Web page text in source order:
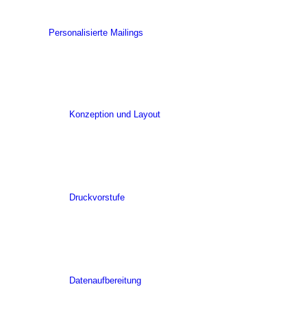
Personalisierte Mailings
Konzeption und Layout
Druckvorstufe
Datenaufbereitung